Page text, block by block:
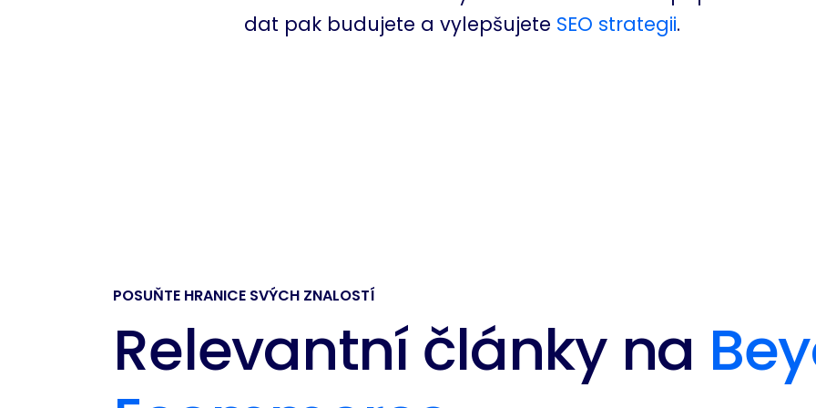
dat pak budujete a vylepšujete SEO strategii.
POSUŇTE HRANICE SVÝCH ZNALOSTÍ
Relevantní články na